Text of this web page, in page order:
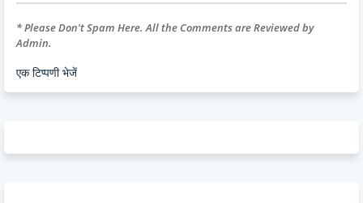
* Please Don't Spam Here. All the Comments are Reviewed by
Admin.
एक टिप्पणी भेजें